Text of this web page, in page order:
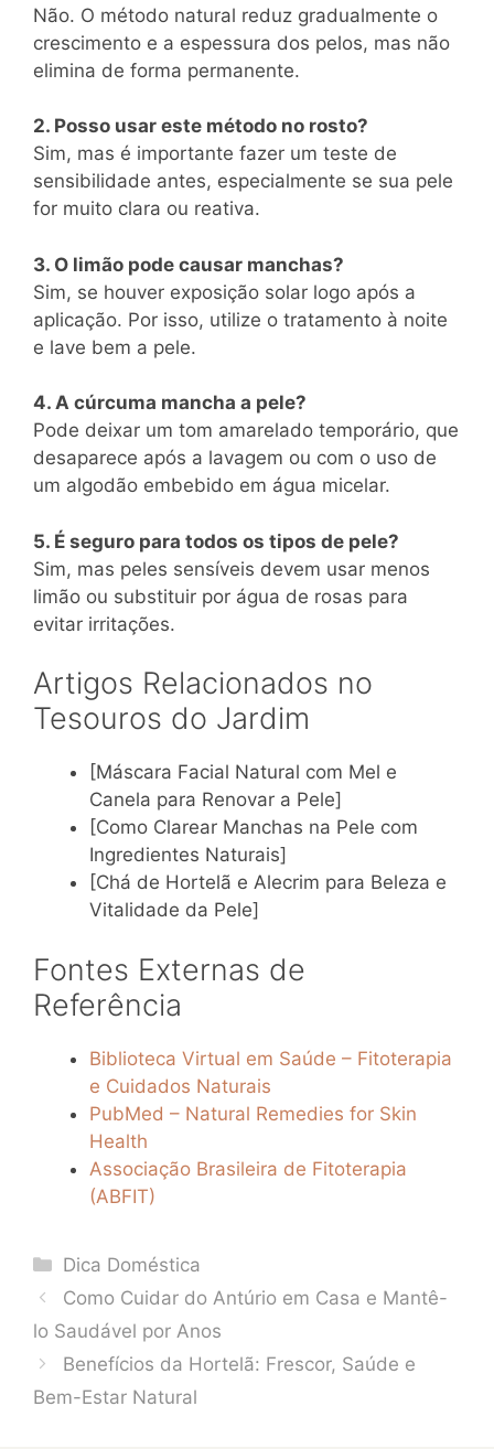
Não. O método natural reduz gradualmente o
crescimento e a espessura dos pelos, mas não
elimina de forma permanente.
2. Posso usar este método no rosto?
Sim, mas é importante fazer um teste de
sensibilidade antes, especialmente se sua pele
for muito clara ou reativa.
3. O limão pode causar manchas?
Sim, se houver exposição solar logo após a
aplicação. Por isso, utilize o tratamento à noite
e lave bem a pele.
4. A cúrcuma mancha a pele?
Pode deixar um tom amarelado temporário, que
desaparece após a lavagem ou com o uso de
um algodão embebido em água micelar.
5. É seguro para todos os tipos de pele?
Sim, mas peles sensíveis devem usar menos
limão ou substituir por água de rosas para
evitar irritações.
Artigos Relacionados no
Tesouros do Jardim
[Máscara Facial Natural com Mel e
Canela para Renovar a Pele]
[Como Clarear Manchas na Pele com
Ingredientes Naturais]
[Chá de Hortelã e Alecrim para Beleza e
Vitalidade da Pele]
Fontes Externas de
Referência
Biblioteca Virtual em Saúde – Fitoterapia
e Cuidados Naturais
PubMed – Natural Remedies for Skin
Health
Associação Brasileira de Fitoterapia
(ABFIT)
Categories
Dica Doméstica
Como Cuidar do Antúrio em Casa e Mantê-
lo Saudável por Anos
Benefícios da Hortelã: Frescor, Saúde e
Bem-Estar Natural